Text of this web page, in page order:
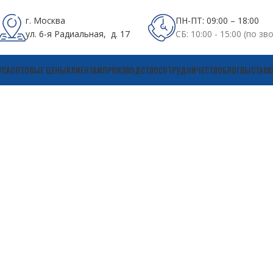
г. Москва
ул. 6-я Радиальная, д. 17
ПН-ПТ: 09:00 – 18:00
СБ: 10:00 - 15:00 (по
ОПТОВЫЕ ЦЕНЫКЛИЕНТАМПРОИЗВОДСТВОСОТРУДНИЧЕСТВОБЛОГ